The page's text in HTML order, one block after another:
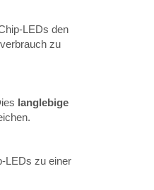
LEDs den
zu
langlebige
LEDs zu einer